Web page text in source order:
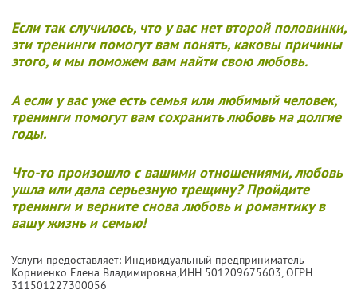
Если так случилось, что у вас нет второй половинки,
эти тренинги помогут вам понять, каковы причины
этого, и мы поможем вам найти свою любовь.
А если у вас уже есть семья или любимый человек,
тренинги помогут вам сохранить любовь на долгие
годы.
Что-то произошло с вашими отношениями, любовь
ушла или дала серьезную трещину? Пройдите
тренинги и верните снова любовь и романтику в
вашу жизнь и семью!
Услуги предоставляет: Индивидуальный предприниматель
Корниенко Елена Владимировна,ИНН 501209675603, ОГРН
311501227300056